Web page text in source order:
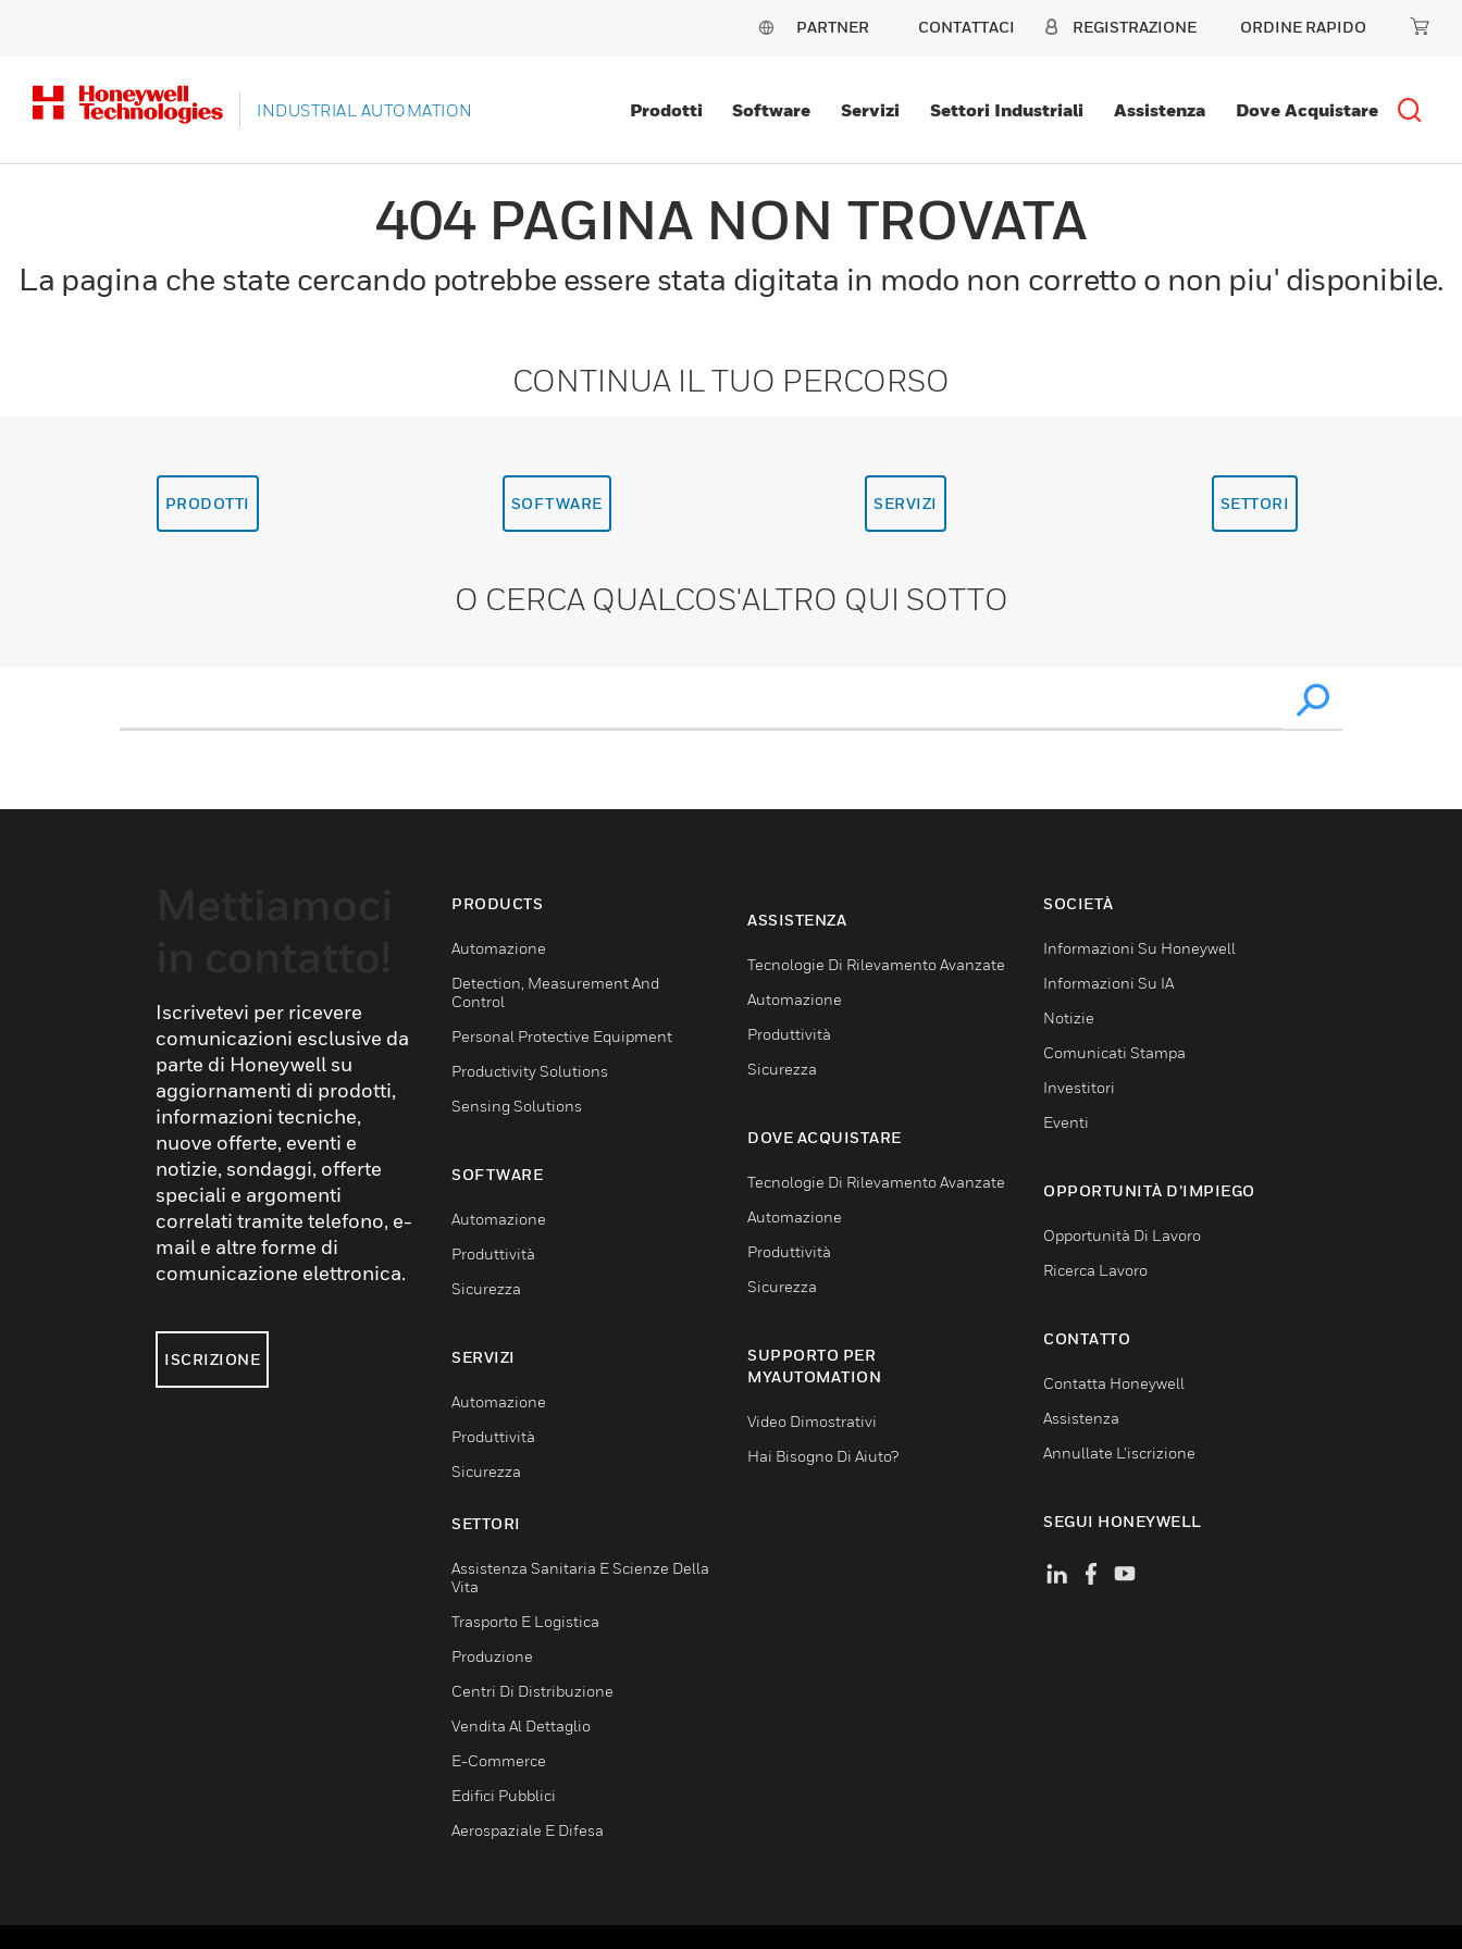
PARTNER CONTATTACI REGISTRAZIONE ORDINE RAPIDO
INDUSTRIAL AUTOMATION Prodotti Software Servizi Settori Industriali Assistenza Dove Acquistare
404 PAGINA NON TROVATA
La pagina che state cercando potrebbe essere stata digitata in modo non corretto o non piu' disponibile.
CONTINUA IL TUO PERCORSO
PRODOTTI SOFTWARE SERVIZI SETTORI
O CERCA QUALCOS'ALTRO QUI SOTTO
Iscrivetevi per ricevere
comunicazioni esclusive da
parte di Honeywell su
aggiornamenti di prodotti,
informazioni tecniche,
nuove offerte, eventi e
notizie, sondaggi, offerte
speciali e argomenti
correlati tramite telefono, e-
mail e altre forme di
comunicazione elettronica.
ISCRIZIONE
PRODUCTS
Automazione
Detection, Measurement And
Control
Personal Protective Equipment
Productivity Solutions
Sensing Solutions
SOFTWARE
Automazione
Produttività
Sicurezza
SERVIZI
Automazione
Produttività
Sicurezza
SETTORI
Assistenza Sanitaria E Scienze Della
Vita
Trasporto E Logistica
Produzione
Centri Di Distribuzione
Vendita Al Dettaglio
E-Commerce
Edifici Pubblici
Aerospaziale E Difesa
ASSISTENZA
Tecnologie Di Rilevamento Avanzate
Automazione
Produttività
Sicurezza
DOVE ACQUISTARE
Tecnologie Di Rilevamento Avanzate
Automazione
Produttività
Sicurezza
SUPPORTO PER
MYAUTOMATION
Video Dimostrativi
Hai Bisogno Di Aiuto?
SOCIETÀ
Informazioni Su Honeywell
Informazioni Su IA
Notizie
Comunicati Stampa
Investitori
Eventi
OPPORTUNITÀ D’IMPIEGO
Opportunità Di Lavoro
Ricerca Lavoro
CONTATTO
Contatta Honeywell
Assistenza
Annullate L’iscrizione
SEGUI HONEYWELL